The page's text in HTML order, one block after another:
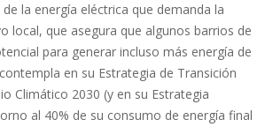
la energía eléctrica que demanda la
local, que asegura que algunos barrios de
para generar incluso más energía de
en su Estrategia de Transición
Climático 2030 (y en su Estrategia
al 40% de su consumo de energía final